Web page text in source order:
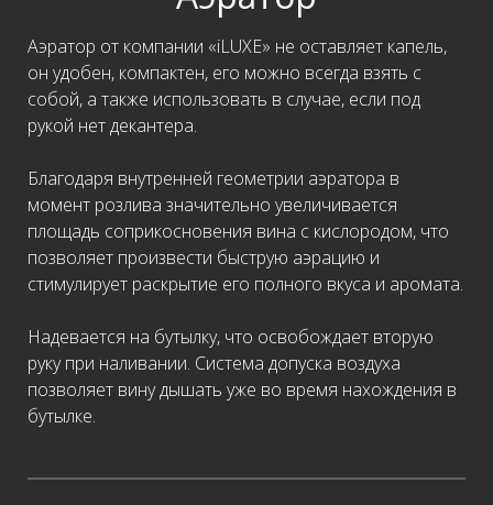
Аэратор от компании «iLUXE» не оставляет капель,
он удобен, компактен, его можно всегда взять с
собой, а также использовать в случае, если под
рукой нет декантера.
Благодаря внутренней геометрии аэратора в
момент розлива значительно увеличивается
площадь соприкосновения вина с кислородом, что
позволяет произвести быструю аэрацию и
стимулирует раскрытие его полного вкуса и аромата.
Надевается на бутылку, что освобождает вторую
руку при наливании. Система допуска воздуха
позволяет вину дышать уже во время нахождения в
бутылке.